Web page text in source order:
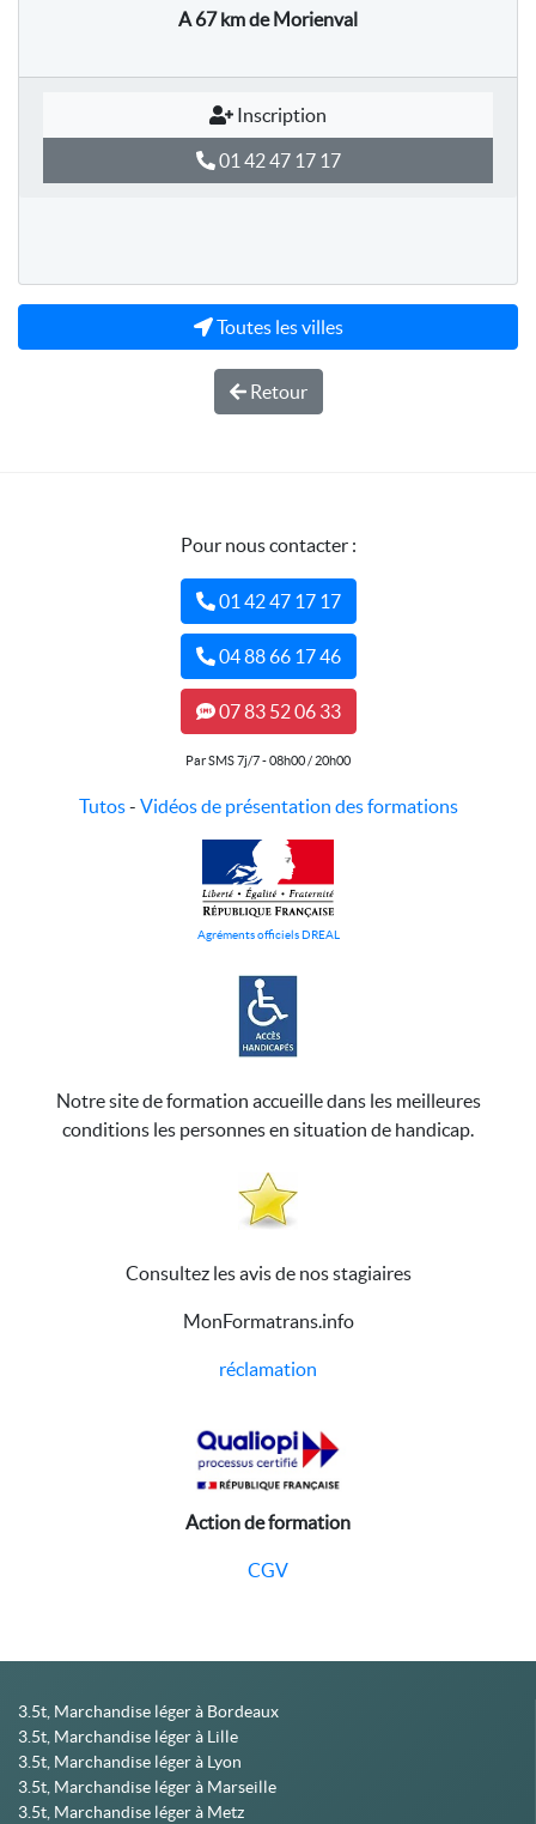
A 67 kmde Morienval
Inscription
01 42 47 17 17
Toutes les villes
Retour
Pour nous contacter :
01 42 47 17 17
04 88 66 17 46
07 83 52 06 33
Par SMS 7j/7 - 08h00 / 20h00
Tutos- Vidéos de présentation des formations
Agréments officiels DREAL
Notre site de formation accueille dans les meilleures
conditions les personnes en situation de handicap.
Consultez les avis de nos stagiaires
MonFormatrans.info
réclamation
Action de formation
CGV
3.5t, Marchandise léger à Bordeaux
3.5t, Marchandise léger à Lille
3.5t, Marchandise léger à Lyon
3.5t, Marchandise léger à Marseille
3.5t, Marchandise léger à Metz